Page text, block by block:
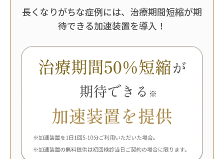
長くなりがちな症例には、治療期間短縮が期
待できる加速装置を導入！